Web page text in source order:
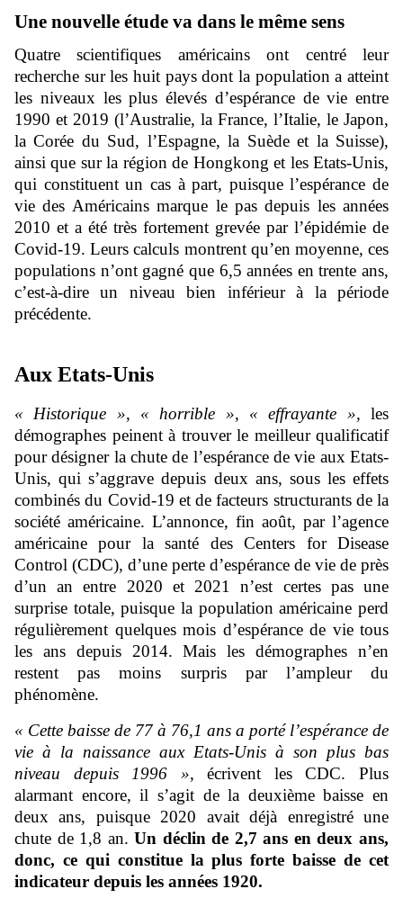
Une nouvelle étude va dans le même sens
Quatre scientifiques américains ont centré leur
recherche sur les huit pays dont la population a atteint
les niveaux les plus élevés d’espérance de vie entre
1990 et 2019 (l’Australie, la France, l’Italie, le Japon,
la Corée du Sud, l’Espagne, la Suède et la Suisse),
ainsi que sur la région de Hongkong et les Etats-Unis,
qui constituent un cas à part, puisque l’espérance de
vie des Américains marque le pas depuis les années
2010 et a été très fortement grevée par l’épidémie de
Covid-19. Leurs calculs montrent qu’en moyenne, ces
populations n’ont gagné que 6,5 années en trente ans,
c’est-à-dire un niveau bien inférieur à la période
précédente.
Aux Etats-Unis
« Historique », « horrible », « effrayante », les
démographes peinent à trouver le meilleur qualificatif
pour désigner la chute de l’espérance de vie aux Etats-
Unis, qui s’aggrave depuis deux ans, sous les effets
combinés du Covid-19 et de facteurs structurants de la
société américaine. L’annonce, fin août, par l’agence
américaine pour la santé des Centers for Disease
Control (CDC), d’une perte d’espérance de vie de près
d’un an entre 2020 et 2021 n’est certes pas une
surprise totale, puisque la population américaine perd
régulièrement quelques mois d’espérance de vie tous
les ans depuis 2014. Mais les démographes n’en
restent pas moins surpris par l’ampleur du
phénomène.
« Cette baisse de 77 à 76,1 ans a porté l’espérance de
vie à la naissance aux Etats-Unis à son plus bas
niveau depuis 1996 », écrivent les CDC. Plus
alarmant encore, il s’agit de la deuxième baisse en
deux ans, puisque 2020 avait déjà enregistré une
chute de 1,8 an.Un déclin de 2,7 ans en deux ans,
donc, ce qui constitue la plus forte baisse de cet
indicateur depuis les années 1920.